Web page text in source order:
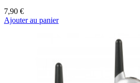
7,90 €
Ajouter au panier